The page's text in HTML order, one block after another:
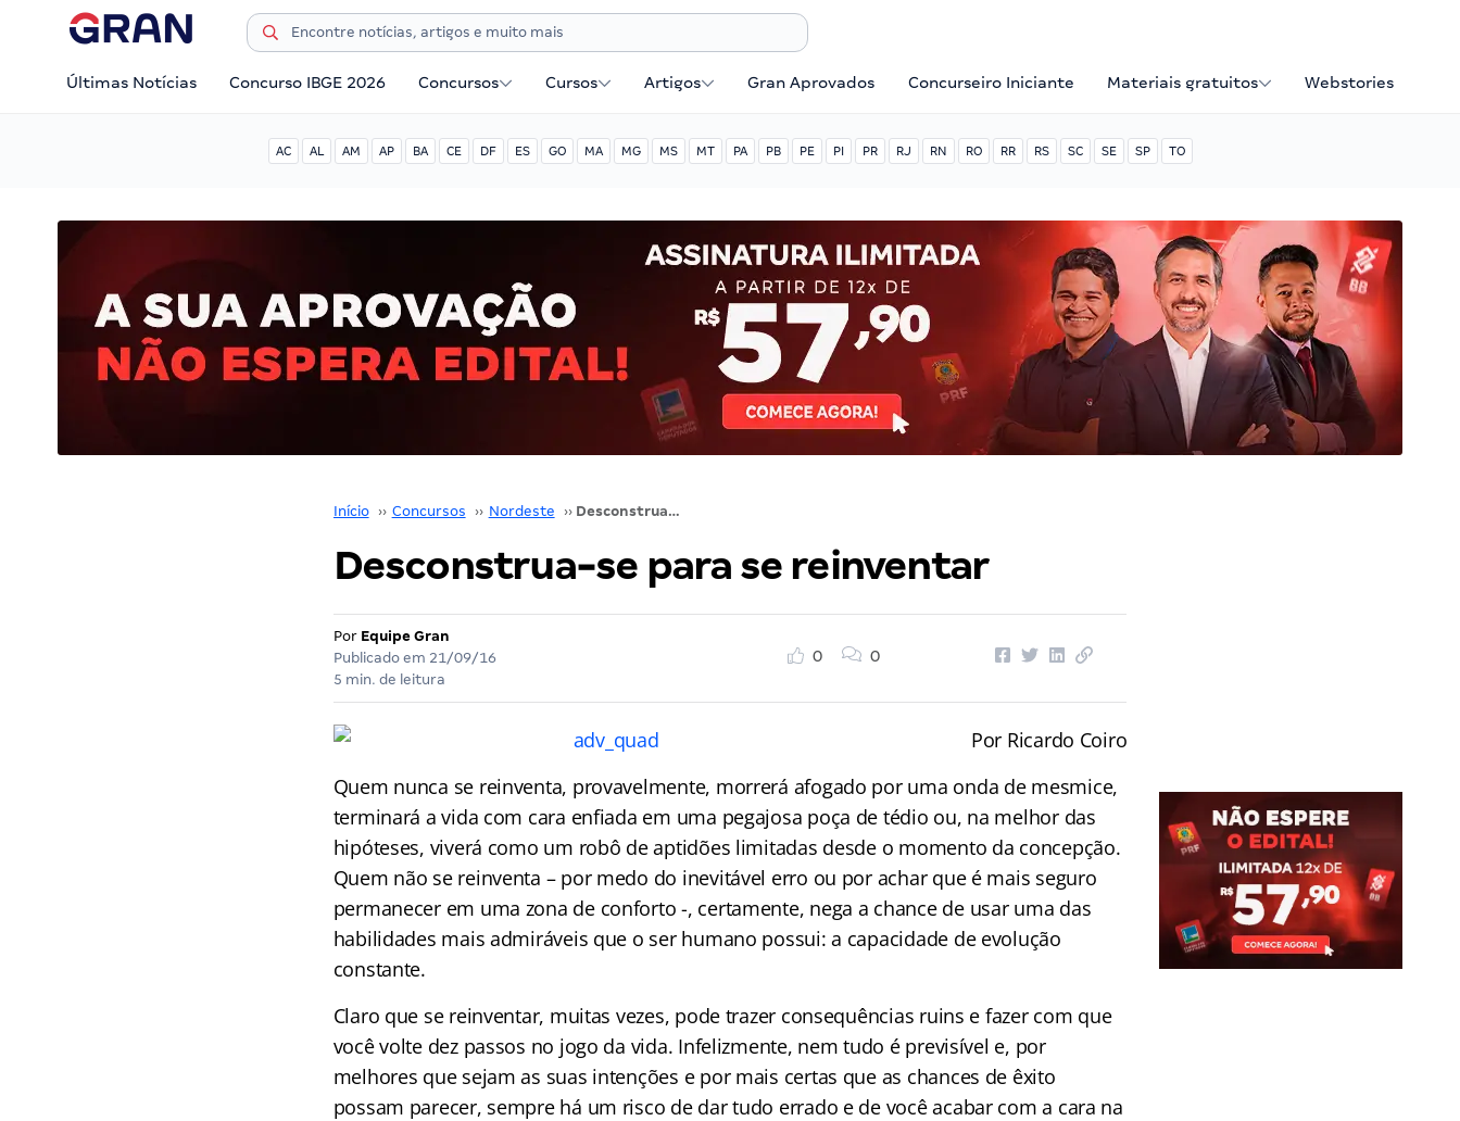
Últimas Notícias Concurso IBGE 2026 Concursos Cursos Artigos Gran Aprovados Concurseiro Iniciante Materiais gratuitos Webstories
AC AL AM AP BA CE DF ES GO MA MG MS MT PA PB PE PI PR RJ RN RO RR RS SC SE SP TO
Início ›› Concursos ›› Nordeste ›› Desconstrua-se para se reinventar
Desconstrua-se para se reinventar
Por Equipe Gran
Publicado em 21/09/16
5 min. de leitura
0 0
Por Ricardo Coiro
Quem nunca se reinventa, provavelmente, morrerá afogado por uma onda de mesmice,
terminará a vida com cara enfiada em uma pegajosa poça de tédio ou, na melhor das
hipóteses, viverá como um robô de aptidões limitadas desde o momento da concepção.
Quem não se reinventa – por medo do inevitável erro ou por achar que é mais seguro
permanecer em uma zona de conforto -, certamente, nega a chance de usar uma das
habilidades mais admiráveis que o ser humano possui: a capacidade de evolução
constante.
Claro que se reinventar, muitas vezes, pode trazer consequências ruins e fazer com que
você volte dez passos no jogo da vida. Infelizmente, nem tudo é previsível e, por
melhores que sejam as suas intenções e por mais certas que as chances de êxito
possam parecer, sempre há um risco de dar tudo errado e de você acabar com a cara na